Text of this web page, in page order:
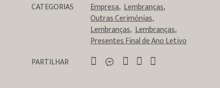
CATEGORIAS Empresa Lembranças
Outras Cerimónias
Lembranças Lembranças
Presentes Final de Ano Letivo
PARTILHAR